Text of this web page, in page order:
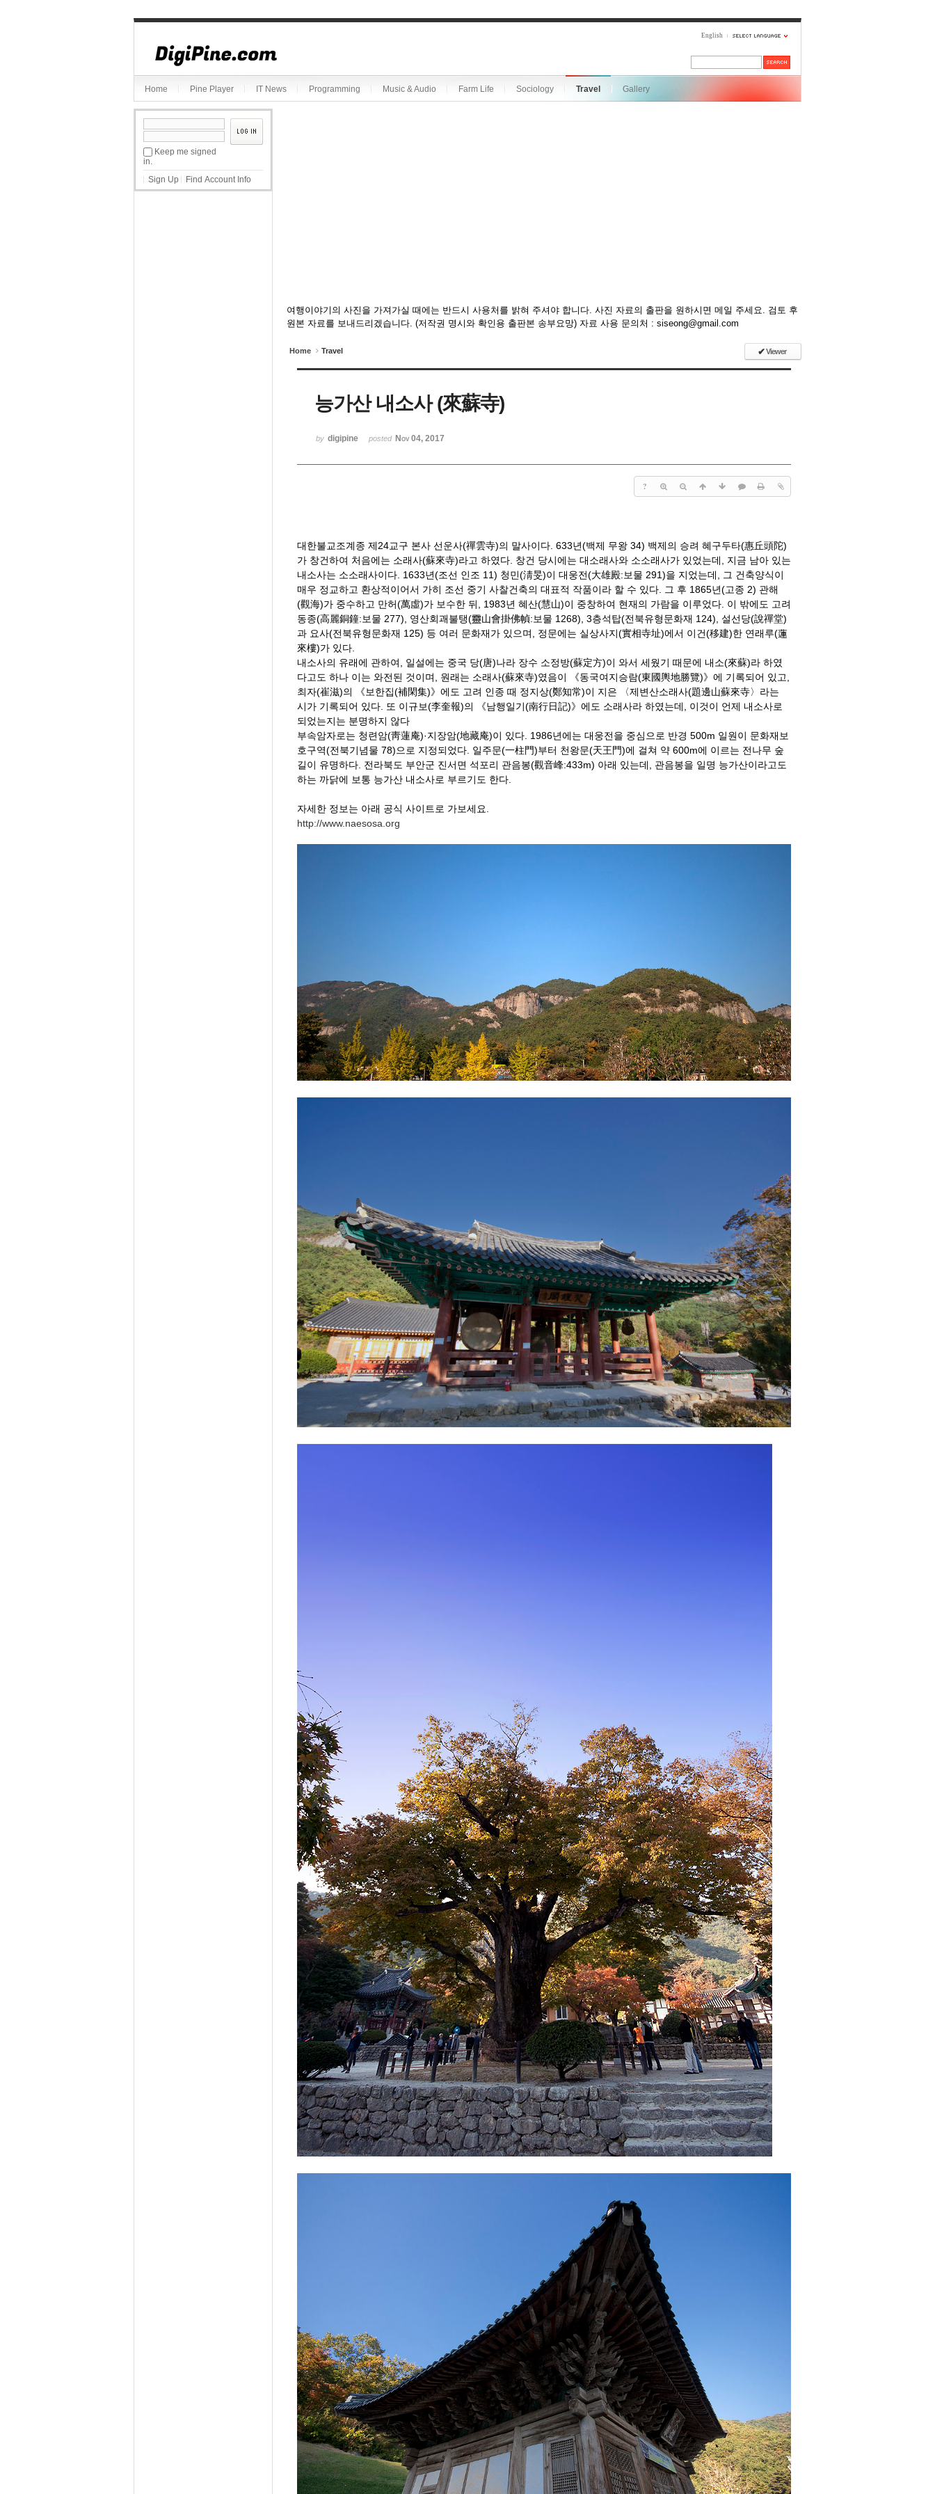
English
Home Pine Player IT News Programming Music & Audio Farm Life Sociology Travel Gallery
Keep me signed
in.
Sign Up
Find Account Info
여행이야기의 사진을 가져가실 때에는 반드시 사용처를 밝혀 주셔야 합니다. 사진 자료의 출판을 원하시면 메일 주세요. 검토 후
원본 자료를 보내드리겠습니다. (저작권 명시와 확인용 출판본 송부요망) 자료 사용 문의처 : siseong@gmail.com
Home Travel ✔Viewer
능가산 내소사 (來蘇寺)
by digipine posted Nov 04, 2017
?
대한불교조계종 제24교구 본사 선운사(禪雲寺)의 말사이다. 633년(백제 무왕 34) 백제의 승려 혜구두타(惠丘頭陀)
가 창건하여 처음에는 소래사(蘇來寺)라고 하였다. 창건 당시에는 대소래사와 소소래사가 있었는데, 지금 남아 있는
내소사는 소소래사이다. 1633년(조선 인조 11) 청민(淸旻)이 대웅전(大雄殿:보물 291)을 지었는데, 그 건축양식이
매우 정교하고 환상적이어서 가히 조선 중기 사찰건축의 대표적 작품이라 할 수 있다. 그 후 1865년(고종 2) 관해
(觀海)가 중수하고 만허(萬虛)가 보수한 뒤, 1983년 혜산(慧山)이 중창하여 현재의 가람을 이루었다. 이 밖에도 고려
동종(高麗銅鐘:보물 277), 영산회괘불탱(靈山會掛佛幀:보물 1268), 3층석탑(전북유형문화재 124), 설선당(說禪堂)
과 요사(전북유형문화재 125) 등 여러 문화재가 있으며, 정문에는 실상사지(實相寺址)에서 이건(移建)한 연래루(蓮
來樓)가 있다.
내소사의 유래에 관하여, 일설에는 중국 당(唐)나라 장수 소정방(蘇定方)이 와서 세웠기 때문에 내소(來蘇)라 하였
다고도 하나 이는 와전된 것이며, 원래는 소래사(蘇來寺)였음이 《동국여지승람(東國輿地勝覽)》에 기록되어 있고,
최자(崔滋)의 《보한집(補閑集)》에도 고려 인종 때 정지상(鄭知常)이 지은 〈제변산소래사(題邊山蘇來寺〉라는
시가 기록되어 있다. 또 이규보(李奎報)의 《남행일기(南行日記)》에도 소래사라 하였는데, 이것이 언제 내소사로
되었는지는 분명하지 않다
부속암자로는 청련암(靑蓮庵)·지장암(地藏庵)이 있다. 1986년에는 대웅전을 중심으로 반경 500m 일원이 문화재보
호구역(전북기념물 78)으로 지정되었다. 일주문(一柱門)부터 천왕문(天王門)에 걸쳐 약 600m에 이르는 전나무 숲
길이 유명하다. 전라북도 부안군 진서면 석포리 관음봉(觀音峰:433m) 아래 있는데, 관음봉을 일명 능가산이라고도
하는 까닭에 보통 능가산 내소사로 부르기도 한다.
자세한 정보는 아래 공식 사이트로 가보세요.
http://www.naesosa.org
Sketchbook5, 스케치북5
Sketchbook5, 스케치북5